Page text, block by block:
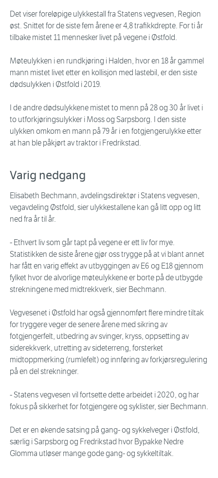
Det viser foreløpige ulykkestall fra Statens vegvesen, Region
øst. Snittet for de siste fem årene er 4,8 trafikkdrepte. For ti år
tilbake mistet 11 mennesker livet på vegene i Østfold.
Møteulykken i en rundkjøring i Halden, hvor en 18 år gammel
mann mistet livet etter en kollisjon med lastebil, er den siste
dødsulykken i Østfold i 2019.
I de andre dødsulykkene mistet to menn på 28 og 30 år livet i
to utforkjøringsulykker i Moss og Sarpsborg. I den siste
ulykken omkom en mann på 79 år i en fotgjengerulykke etter
at han ble påkjørt av traktor i Fredrikstad.
Varig nedgang
Elisabeth Bechmann, avdelingsdirektør i Statens vegvesen,
vegavdeling Østfold, sier ulykkestallene kan gå litt opp og litt
ned fra år til år.
- Ethvert liv som går tapt på vegene er ett liv for mye.
Statistikken de siste årene gjør oss trygge på at vi blant annet
har fått en varig effekt av utbyggingen av E6 og E18 gjennom
fylket hvor de alvorlige møteulykkene er borte på de utbygde
strekningene med midtrekkverk, sier Bechmann.
Vegvesenet i Østfold har også gjennomført flere mindre tiltak
for tryggere veger de senere årene med sikring av
fotgjengerfelt, utbedring av svinger, kryss, oppsetting av
siderekkverk, utretting av sideterreng, forsterket
midtoppmerking (rumlefelt) og innføring av forkjørsregulering
på en del strekninger.
- Statens vegvesen vil fortsette dette arbeidet i 2020, og har
fokus på sikkerhet for fotgjengere og syklister, sier Bechmann.
Det er en økende satsing på gang- og sykkelveger i Østfold,
særlig i Sarpsborg og Fredrikstad hvor Bypakke Nedre
Glomma utløser mange gode gang- og sykkeltiltak.